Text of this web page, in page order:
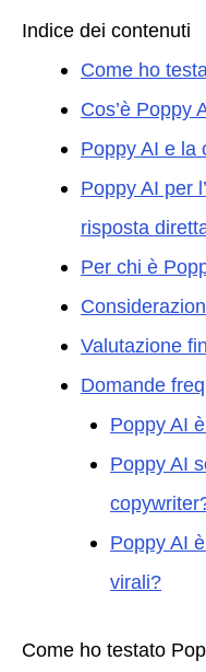
Indice dei contenuti
Come ho
Cos’è Poppy
Poppy AI e la
Poppy AI per
risposta
Per chi è
Valutazione
Domande
Poppy AI
Poppy AI
Poppy AI
virali?
Come ho testato